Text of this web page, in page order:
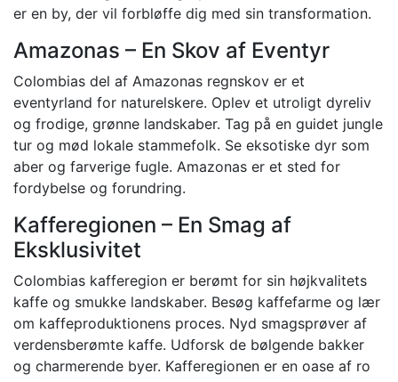
er en by, der vil forbløffe dig med sin transformation.
Amazonas – En Skov af Eventyr
Colombias del af Amazonas regnskov er et
eventyrland for naturelskere. Oplev et utroligt dyreliv
og frodige, grønne landskaber. Tag på en guidet jungle
tur og mød lokale stammefolk. Se eksotiske dyr som
aber og farverige fugle. Amazonas er et sted for
fordybelse og forundring.
Kafferegionen – En Smag af
Eksklusivitet
Colombias kafferegion er berømt for sin højkvalitets
kaffe og smukke landskaber. Besøg kaffefarme og lær
om kaffeproduktionens proces. Nyd smagsprøver af
verdensberømte kaffe. Udforsk de bølgende bakker
og charmerende byer. Kafferegionen er en oase af ro